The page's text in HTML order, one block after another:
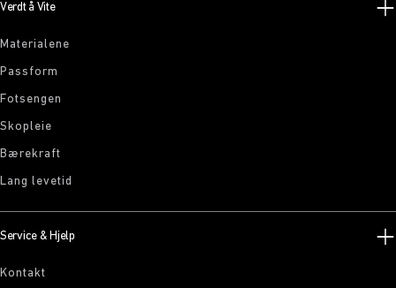
Verdt å Vite
Materialene
Passform
Fotsengen
Skopleie
Bærekraft
Lang levetid
Service & Hjelp
Kontakt